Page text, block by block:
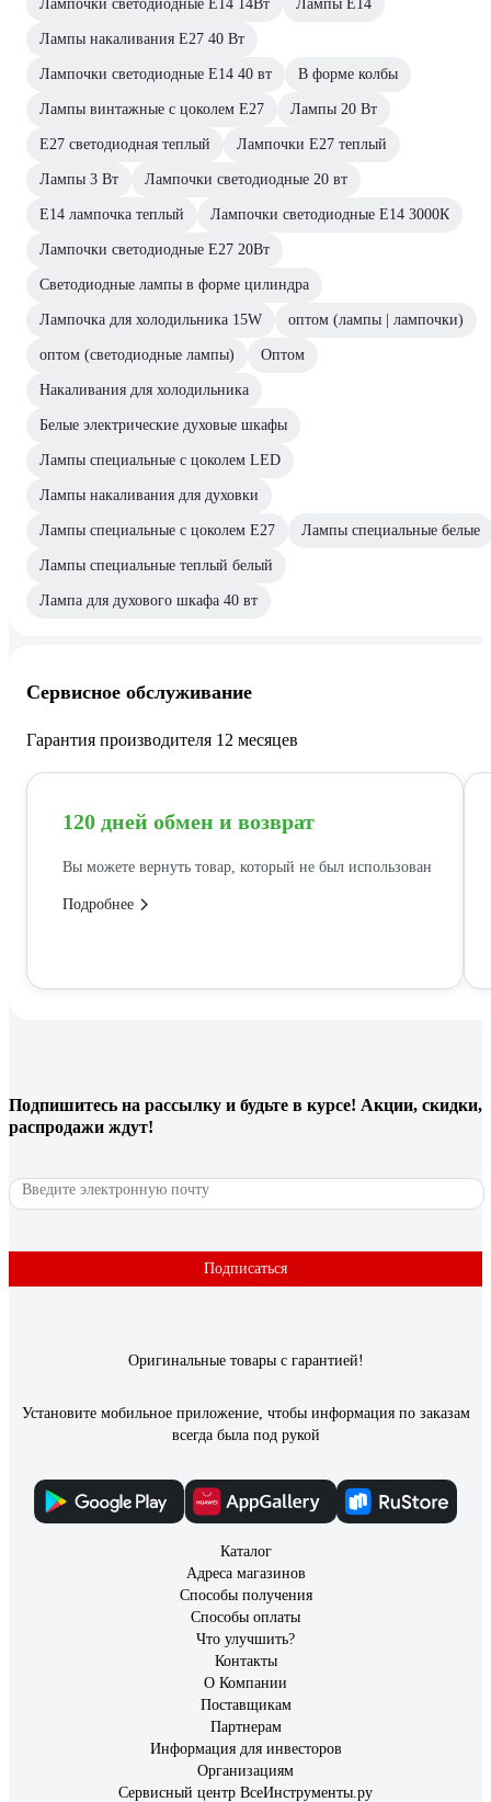
Лампочки светодиодные E14 14Вт Лампы E14
Лампы накаливания E27 40 Вт
Лампочки светодиодные E14 40 вт В форме колбы
Лампы винтажные с цоколем E27 Лампы 20 Вт
E27 светодиодная теплый Лампочки E27 теплый
Лампы 3 Вт Лампочки светодиодные 20 вт
E14 лампочка теплый Лампочки светодиодные E14 3000К
Лампочки светодиодные E27 20Вт
Светодиодные лампы в форме цилиндра
Лампочка для холодильника 15W оптом (лампы | лампочки)
оптом (светодиодные лампы) Оптом
Накаливания для холодильника
Белые электрические духовые шкафы
Лампы специальные с цоколем LED
Лампы накаливания для духовки
Лампы специальные с цоколем E27 Лампы специальные белые
Лампы специальные теплый белый
Лампа для духового шкафа 40 вт
Сервисное обслуживание
Гарантия производителя 12 месяцев
120 дней обмен и возврат
Вы можете вернуть товар, который не был использован
Подробнее
Подпишитесь на рассылку и будьте в курсе! Акции, скидки,
распродажи ждут!
Подписаться
Оригинальные товары с гарантией!
Установите мобильное приложение, чтобы информация по заказам
всегда была под рукой
Каталог
Адреса магазинов
Способы получения
Способы оплаты
Что улучшить?
Контакты
О Компании
Поставщикам
Партнерам
Информация для инвесторов
Организациям
Сервисный центр ВсеИнструменты.ру